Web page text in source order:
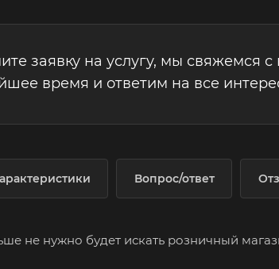
заявку на услугу, мы свяжемся с
время и ответим на все
Вопрос/ответ
не нужно будет искать розничный